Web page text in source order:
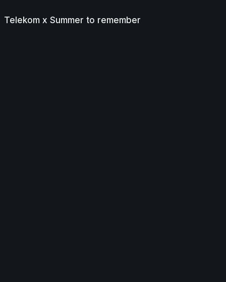
Telekom x Summer to remember